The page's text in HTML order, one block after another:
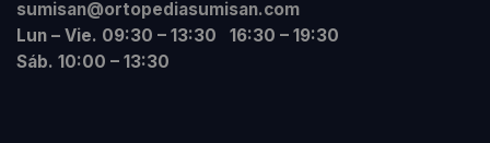
sumisan@ortopediasumisan.com
Lun – Vie. 09:30 – 13:30 16:30 – 19:30
Sáb. 10:00 – 13:30